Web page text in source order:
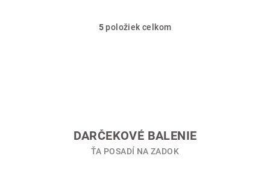
O
i
e
p
5položiek celkom
DARČEKOVÉ BALENIE
ŤA POSADÍ NA ZADOK